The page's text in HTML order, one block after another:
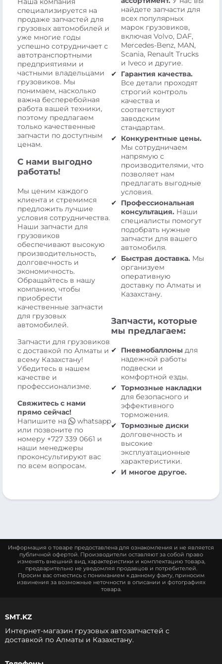
специализируется на
продаже запчастей для
грузовых автомобилей и
уже многие годы
успешно сотрудничает с
автотранспортными
предприятиями и
частными владельцами
грузовиков. Мы
понимаем, насколько
важна бесперебойная
работа вашей техники,
поэтому предлагаем
только качественные
запчасти по доступным
ценам.
С нами выгодно
работать!
Мы ценим каждого
клиента и стремимся
предложить лучшие
условия сотрудничества.
Наши запчасти для
грузовиков
обеспечивают высокую
производительность,
долговечность и
экономичность.
Обращайтесь в нашу
компанию, чтобы
приобрести
качественные запчасти
для грузовых
автомобилей.
Запчасти для грузовиков
с доставкой по Алматы и
всему Казахстану!
Убедитесь в нашем
качестве и
профессионализме.
Свяжитесь с нами
прямо сейчас!
Напишите на
whatsapp
или позвоните по
номеру +727 339 0661 и
наши менеджеры
проконсультируют вас
по всем вопросам.
найдете запчасти для
всех популярных
марок грузовиков,
включая Volvo, DAF,
Mercedes-Benz, MAN,
Scania, Renault Trucks
и Iveco и другие.
Гарантия качества.
Все детали проходят
строгий контроль
качества и
соответствуют
заводским
стандартам.
Конкурентные цены.
Мы сотрудничаем
напрямую с
производителями, что
позволяет нам
предлагать выгодные
условия.
Профессиональная
консультация. Наши
специалисты помогут
подобрать нужные
запчасти для вашего
автомобиля.
Быстрая доставка. Мы
организуем
оперативную
доставку по Алматы и
Казахстану.
Запчасти, которые
мы предлагаем:
Пневмобаллоны для
надежной работы
подвески и
комфортной езды.
Тормозные накладки
для безопасного и
эффективного
торможения.
Тормозные диски
долговечность и
высокие
эксплуатационные
характеристики.
И многое другое.
Информация о товаре предоставлена для ознакомления и не является
публичной офертой. Производители оставляют за собой право
изменять внешний вид, характеристики и комплектацию товара,
предварительно не уведомляя продавцов и потребителей.
Просим вас отнестись с пониманием к данному факту, приносим
извинения за возможные неточности в описании и фотографиях
товара.
SMT.KZ
Интернет-магазин грузовых автозапчастей c
доставкой по Алматы и Казахстану.